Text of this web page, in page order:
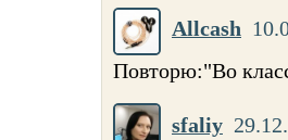
Allcash
Повторю:"Во
sfaliy